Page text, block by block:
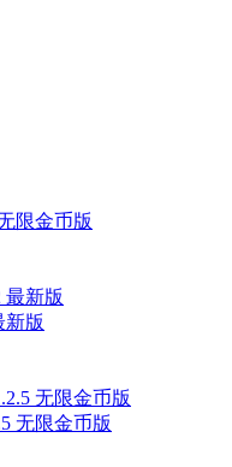
限金币版
新版
无限金币版